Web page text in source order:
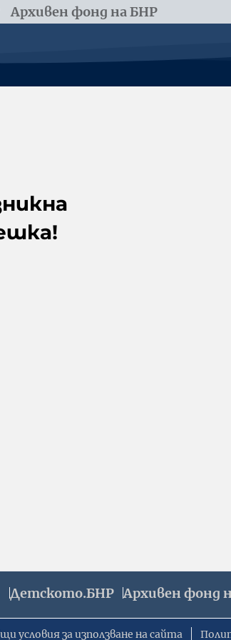
Архивен фонд на БНР
Детското.БНР Архивен фонд
условия за използване на сайта